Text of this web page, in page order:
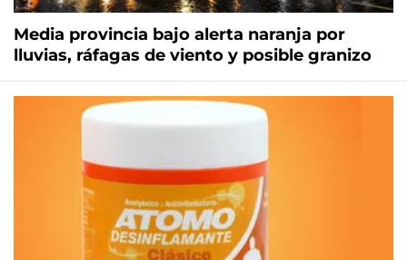
Media provincia bajo alerta naranja por
lluvias, ráfagas de viento y posible granizo